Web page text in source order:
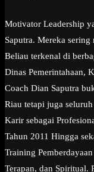
Motivator Leadership
Saputra. Mereka
Beliau terkenal di
Dinas Pemerintahaan,
Coach Dian Saputra
Riau tetapi juga
Karir sebagai
Tahun 2011 Hingga
Training
Terapan, dan Spiritual.